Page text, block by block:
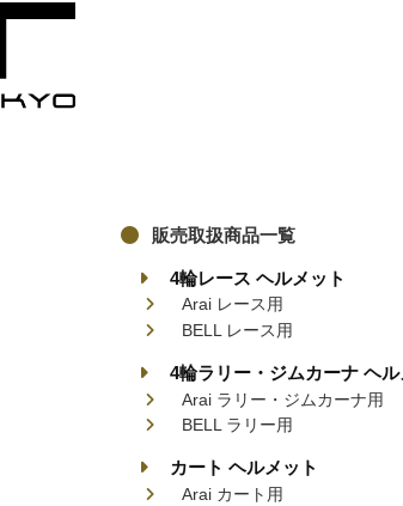
販売取扱商品一覧
4輪レース ヘルメット
Arai レース用
BELL レース用
4輪ラリー・ジムカーナ ヘル
Arai ラリー・ジムカーナ用
BELL ラリー用
カート ヘルメット
Arai カート用